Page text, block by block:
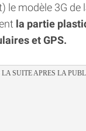
le modèle 3G de
la partie
et GPS.